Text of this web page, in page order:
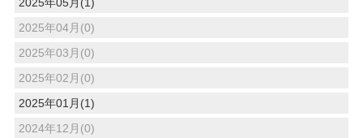
2025年05月(1)
2025年04月(0)
2025年03月(0)
2025年02月(0)
2025年01月(1)
2024年12月(0)